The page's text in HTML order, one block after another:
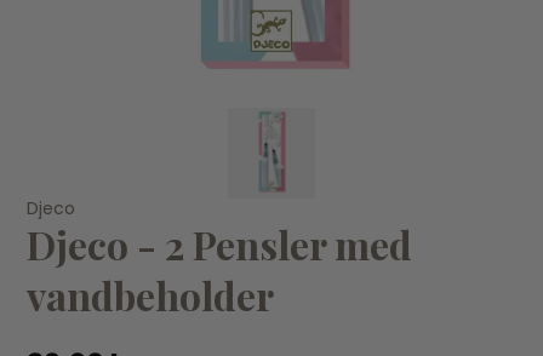
Lalarma Højtaler med 2 x Mikrofon - Trådløs - Karaoke -
Blue
399,96 kr499,95 kr
Djeco
Djeco - 2 Pensler med
vandbeholder